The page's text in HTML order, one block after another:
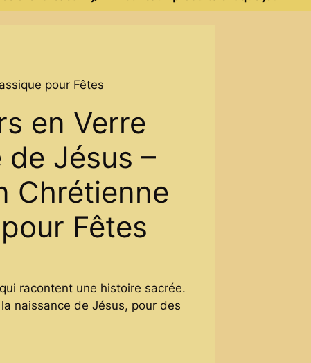
pour Fêtes
en Verre
de Jésus –
Chrétienne
Fêtes
racontent une histoire sacrée.
naissance de Jésus, pour des